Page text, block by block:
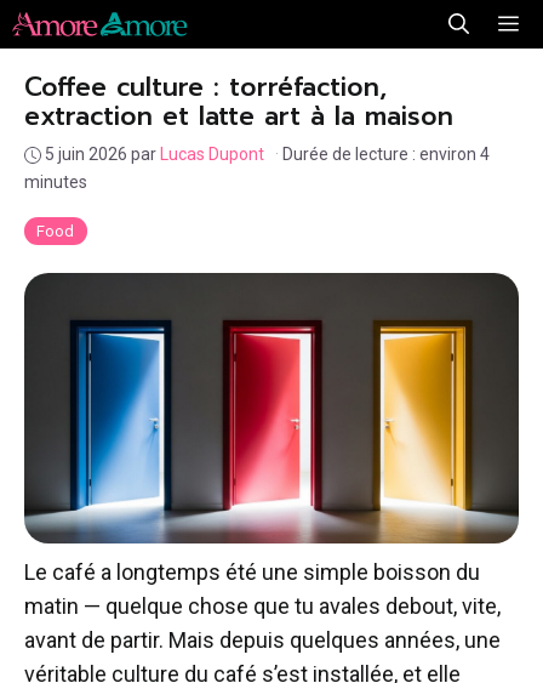
Aller
au
contenu
Food
Coffee culture : torréfaction,
extraction et latte art à la maison
5 juin 2026 par Lucas Dupont · Durée de lecture : environ 4
minutes
Le café a longtemps été une simple boisson du
matin — quelque chose que tu avales debout, vite,
avant de partir. Mais depuis quelques années, une
véritable culture du café s’est installée, et elle